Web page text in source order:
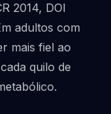
2014, DOI
adultos com
mais fiel ao
quilo de